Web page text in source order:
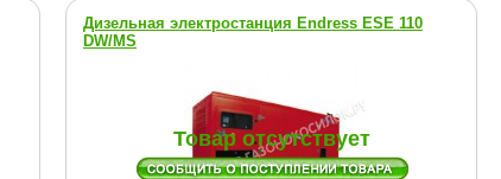
Дизельная электростанция Endress ESE 110
DW/MS
Товар отсутствует